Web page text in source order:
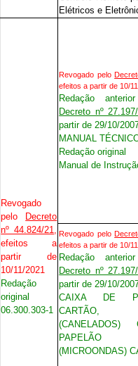
Elétricos e
Revogado
pelo
Decreto
nº 44.824/21,
efeitos a
partir de
10/11/2021
Redação
original
06.300.303-1
Revogado pelo
efeitos a partir de 10/
Redação
Decreto nº
partir de 29/10/
MANUAL
Redação original
Manual de
Revogado pelo
efeitos a partir de 10/
Redação
Decreto nº
partir de 29/10/
CAIXA DE
CARTÃO,
PAPELÃO
(MICROONDAS)